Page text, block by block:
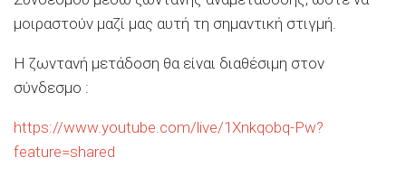
μοιραστούν μαζί μας αυτή τη σημαντική στιγμή.
Η ζωντανή μετάδοση θα είναι διαθέσιμη στον
σύνδεσμο :
https://www.youtube.com/live/1Xnkqobq-Pw?
feature=shared